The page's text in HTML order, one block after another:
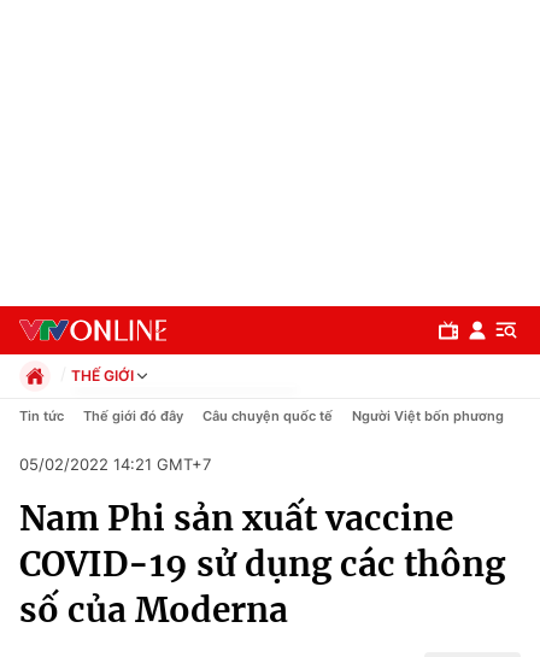
Chuyên mục
Chính trị
Xã hội
THẾ GIỚI
Chính trị
Pháp luật
Kinh tế
Thể thao
Truyền hình
Văn hóa - Giải trí
Tin tức Thế giới đó đây Câu chuyện quốc tế Người Việt bốn phương
05/02/2022 14:21 GMT+7
Nam Phi sản xuất vaccine
COVID-19 sử dụng các thông
số của Moderna